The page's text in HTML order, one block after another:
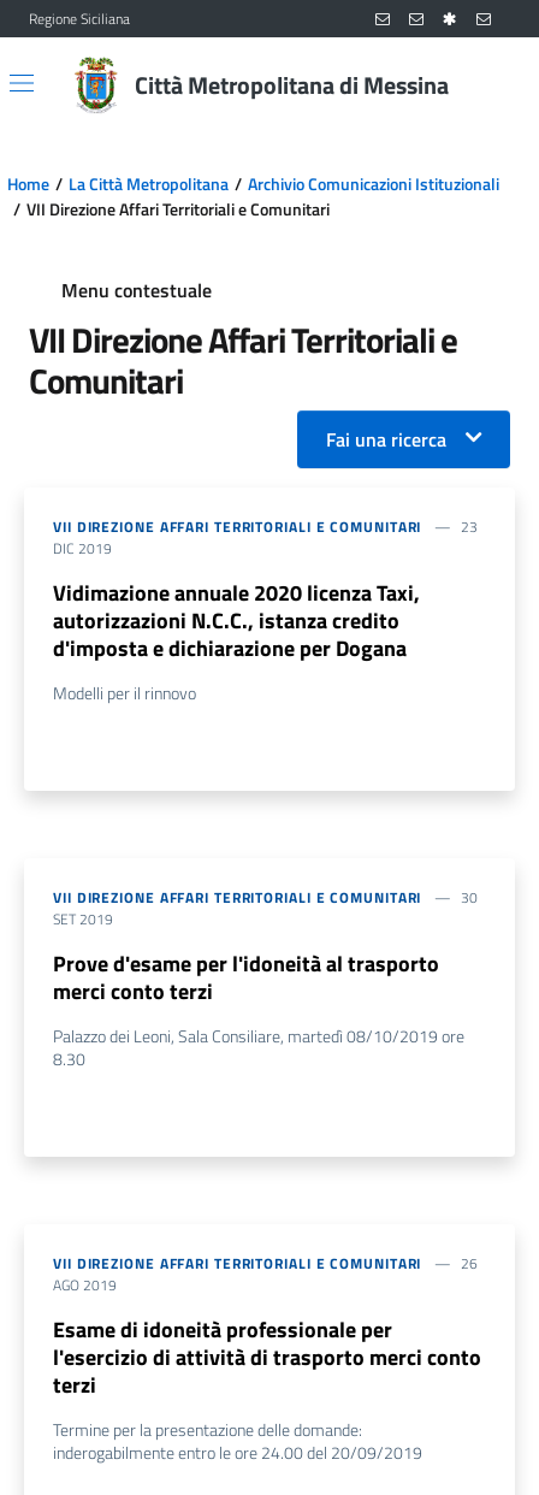
Vai al contenuto principale
Vai al menu principale
Regione Siciliana
Città Metropolitana di Messina
Home La Città Metropolitana
Archivio Comunicazioni Istituzionali
VII Direzione Affari Territoriali e Comunitari
Menu contestuale
VII Direzione Affari Territoriali e
Comunitari
Fai una ricerca
VII DIREZIONE AFFARI TERRITORIALI E COMUNITARI
23
DIC 2019
Vidimazione annuale 2020 licenza Taxi,
autorizzazioni N.C.C., istanza credito
d'imposta e dichiarazione per Dogana
Modelli per il rinnovo
VII DIREZIONE AFFARI TERRITORIALI E COMUNITARI
30
SET 2019
Prove d'esame per l'idoneità al trasporto
merci conto terzi
Palazzo dei Leoni, Sala Consiliare, martedì 08/10/2019 ore
8.30
VII DIREZIONE AFFARI TERRITORIALI E COMUNITARI
26
AGO 2019
Esame di idoneità professionale per
l'esercizio di attività di trasporto merci conto
terzi
Termine per la presentazione delle domande:
inderogabilmente entro le ore 24.00 del 20/09/2019